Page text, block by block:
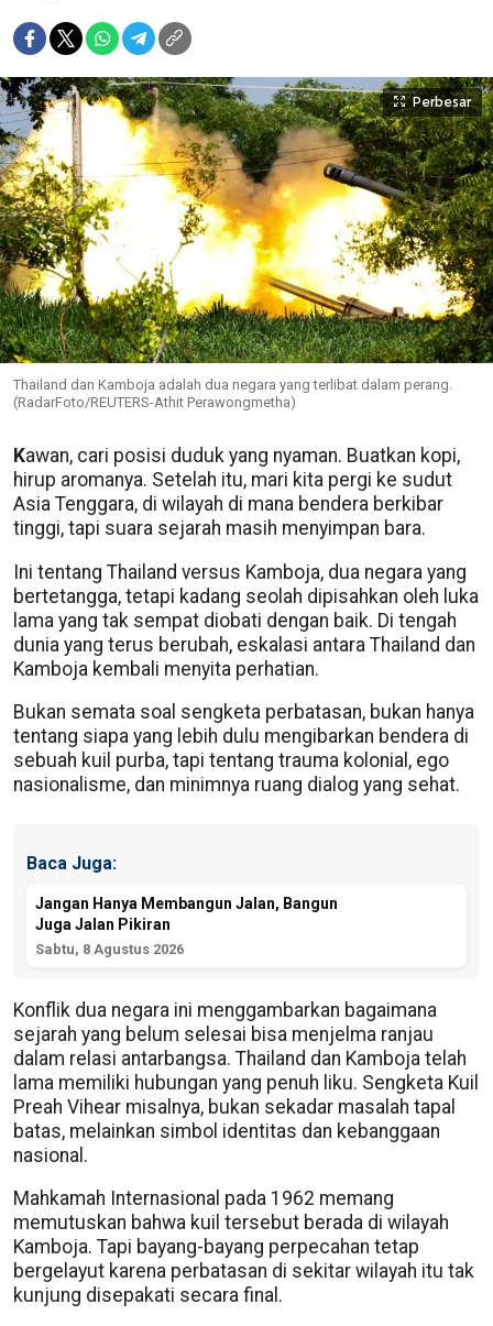
Perbesar
Thailand dan Kamboja adalah dua negara yang terlibat dalam perang.
(RadarFoto/REUTERS-Athit Perawongmetha)
Kawan, cari posisi duduk yang nyaman. Buatkan kopi,
hirup aromanya. Setelah itu, mari kita pergi ke sudut
Asia Tenggara, di wilayah di mana bendera berkibar
tinggi, tapi suara sejarah masih menyimpan bara.
Ini tentang Thailand versus Kamboja, dua negara yang
bertetangga, tetapi kadang seolah dipisahkan oleh luka
lama yang tak sempat diobati dengan baik. Di tengah
dunia yang terus berubah, eskalasi antara Thailand dan
Kamboja kembali menyita perhatian.
Bukan semata soal sengketa perbatasan, bukan hanya
tentang siapa yang lebih dulu mengibarkan bendera di
sebuah kuil purba, tapi tentang trauma kolonial, ego
nasionalisme, dan minimnya ruang dialog yang sehat.
Baca Juga:
Jangan Hanya Membangun Jalan, Bangun
Juga Jalan Pikiran
Sabtu, 8 Agustus 2026
Konflik dua negara ini menggambarkan bagaimana
sejarah yang belum selesai bisa menjelma ranjau
dalam relasi antarbangsa. Thailand dan Kamboja telah
lama memiliki hubungan yang penuh liku. Sengketa Kuil
Preah Vihear misalnya, bukan sekadar masalah tapal
batas, melainkan simbol identitas dan kebanggaan
nasional.
Mahkamah Internasional pada 1962 memang
memutuskan bahwa kuil tersebut berada di wilayah
Kamboja. Tapi bayang-bayang perpecahan tetap
bergelayut karena perbatasan di sekitar wilayah itu tak
kunjung disepakati secara final.